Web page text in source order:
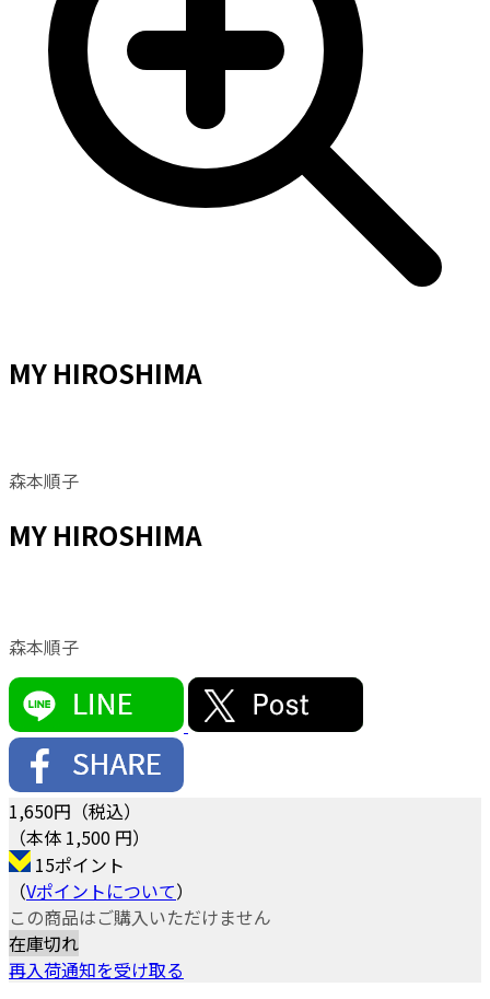
MY HIROSHIMA
森本順子
MY HIROSHIMA
森本順子
1,650円（税込）
（本体 1,500 円）
15ポイント
（Vポイントについて）
この商品はご購入いただけません
在庫切れ
再入荷通知を受け取る